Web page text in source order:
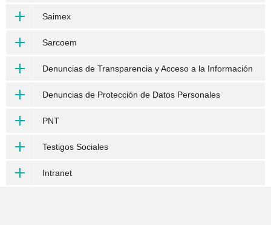
Saimex
Sarcoem
Denuncias de Transparencia y Acceso a la Información
Denuncias de Protección de Datos Personales
PNT
Testigos Sociales
Intranet